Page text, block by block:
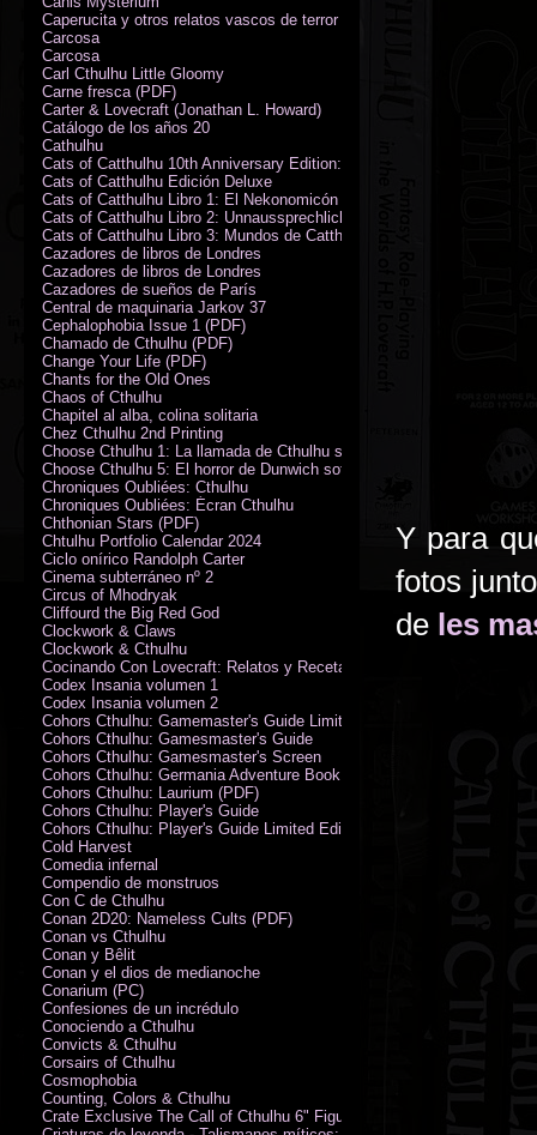
Y para
fotos
de les
Caperucita y otros relatos vascos de terror (M. Rodríguez)
Carcosa
Carcosa
Carl Cthulhu Little Gloomy
Carne fresca (PDF)
Carter & Lovecraft (Jonathan L. Howard)
Catálogo de los años 20
Cathulhu
Cats of Catthulhu 10th Anniversary Edition: Quick Start Rules
Cats of Catthulhu Edición Deluxe
Cats of Catthulhu Libro 1: El Nekonomicón
Cats of Catthulhu Libro 2: Unnaussprechlichen Katzen
Cats of Catthulhu Libro 3: Mundos de Catthulhu
Cazadores de libros de Londres
Cazadores de libros de Londres
Cazadores de sueños de París
Central de maquinaria Jarkov 37
Cephalophobia Issue 1 (PDF)
Chamado de Cthulhu (PDF)
Change Your Life (PDF)
Chants for the Old Ones
Chaos of Cthulhu
Chapitel al alba, colina solitaria
Chez Cthulhu 2nd Printing
Choose Cthulhu 1: La llamada de Cthulhu softcover
Choose Cthulhu 5: El horror de Dunwich softcover
Chroniques Oubliées: Cthulhu
Chroniques Oubliées: Écran Cthulhu
Chthonian Stars (PDF)
Chtulhu Portfolio Calendar 2024
Ciclo onírico Randolph Carter
Cinema subterráneo nº 2
Circus of Mhodryak
Cliffourd the Big Red God
Clockwork & Claws
Clockwork & Cthulhu
Cocinando Con Lovecraft: Relatos y Recetas de Humor Sobrenatural
Codex Insania volumen 1
Codex Insania volumen 2
Cohors Cthulhu: Gamemaster's Guide Limited Edition
Cohors Cthulhu: Gamesmaster's Guide
Cohors Cthulhu: Gamesmaster's Screen
Cohors Cthulhu: Germania Adventure Book
Cohors Cthulhu: Laurium (PDF)
Cohors Cthulhu: Player's Guide
Cohors Cthulhu: Player's Guide Limited Edition
Cold Harvest
Comedia infernal
Compendio de monstruos
Con C de Cthulhu
Conan 2D20: Nameless Cults (PDF)
Conan vs Cthulhu
Conan y Bêlit
Conan y el dios de medianoche
Conarium (PC)
Confesiones de un incrédulo
Conociendo a Cthulhu
Convicts & Cthulhu
Corsairs of Cthulhu
Cosmophobia
Counting, Colors & Cthulhu
Crate Exclusive The Call of Cthulhu 6" Figure von Austin James